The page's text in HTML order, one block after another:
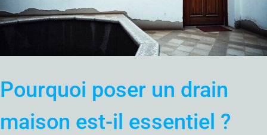
Pourquoi poser un drain
maison est-il essentiel ?